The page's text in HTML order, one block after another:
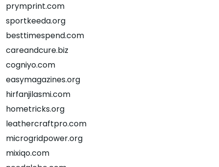
prymprint.com
sportkeeda.org
besttimespend.com
careandcure.biz
cogniyo.com
easymagazines.org
hirfanjilasmi.com
hometricks.org
leathercraftpro.com
microgridpower.org
mixiqo.com